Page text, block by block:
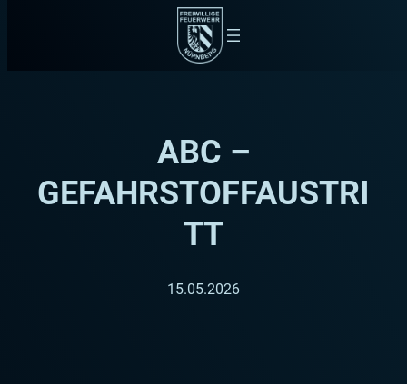
ABC –
GEFAHRSTOFFAUSTRI
TT
15.05.2026